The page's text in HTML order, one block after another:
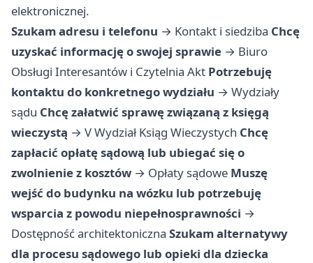
elektronicznej.
Szukam adresu i telefonu → Kontakt i siedziba Chcę
uzyskać informację o swojej sprawie → Biuro
Obsługi Interesantów i Czytelnia Akt Potrzebuję
kontaktu do konkretnego wydziału → Wydziały
sądu Chcę załatwić sprawę związaną z księgą
wieczystą → V Wydział Ksiąg Wieczystych Chcę
zapłacić opłatę sądową lub ubiegać się o
zwolnienie z kosztów → Opłaty sądowe Muszę
wejść do budynku na wózku lub potrzebuję
wsparcia z powodu niepełnosprawności →
Dostępność architektoniczna Szukam alternatywy
dla procesu sądowego lub opieki dla dziecka